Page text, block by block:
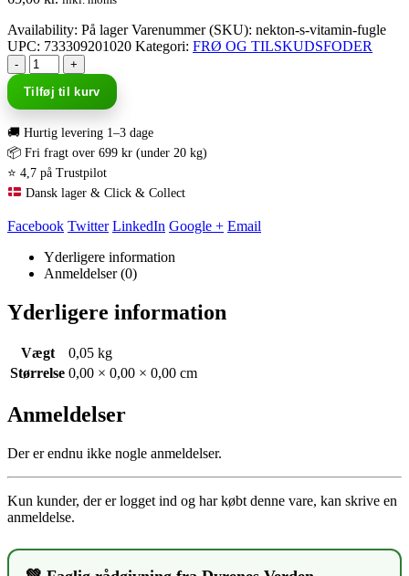
Availability: På lager Varenummer (SKU): nekton-s-vitamin-fugle
UPC: 733309201020 Kategori: FRØ OG TILSKUDSFODER
-
+
Tilføj til kurv
🚚 Hurtig levering 1–3 dage
📦 Fri fragt over 699 kr (under 20 kg)
⭐ 4,7 på Trustpilot
Dansk lager & Click & Collect
Facebook Twitter LinkedIn Google + Email
Yderligere information
Anmeldelser (0)
Yderligere information
Vægt
0,05 kg
Størrelse 0,00 × 0,00 × 0,00 cm
Anmeldelser
Der er endnu ikke nogle anmeldelser.
Kun kunder, der er logget ind og har købt denne vare, kan skrive en
anmeldelse.